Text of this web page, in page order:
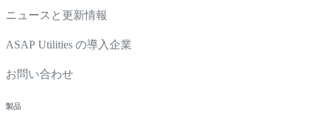
ニュースと更新情報
ASAP Utilities の導入企業
お問い合わせ
製品